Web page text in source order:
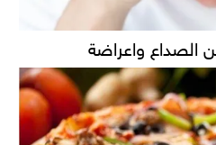
الصداع واعراضة